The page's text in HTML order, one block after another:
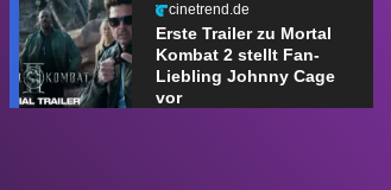
cinetrend.de
Erste Trailer zu Mortal
Kombat 2 stellt Fan-
Liebling Johnny Cage
vor